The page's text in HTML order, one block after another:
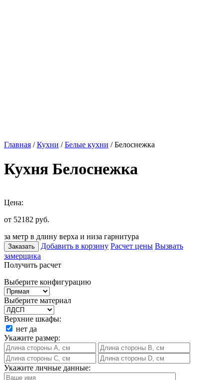
Главная /Кухни /Белые кухни / Белоснежка
Кухня Белоснежка
Цена:
от 52182 руб.
за метр в длину верха и низа гарнитура
Заказать Добавить в корзину Расчет цены Вызвать
замерщика
Получить расчет
Выберите конфигурацию
Выберите материал
Верхние шкафы:
нет да
Укажите размер:
Укажите личные данные: